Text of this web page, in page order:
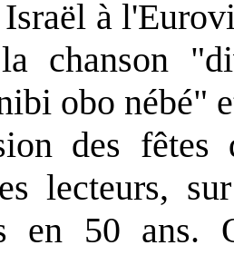
à
chanson
obo nébé"
des fêtes
lecteurs,
en 50 ans.